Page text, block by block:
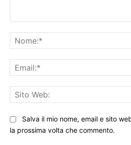
Salva il mio nome, email e sito
la prossima volta che commento.